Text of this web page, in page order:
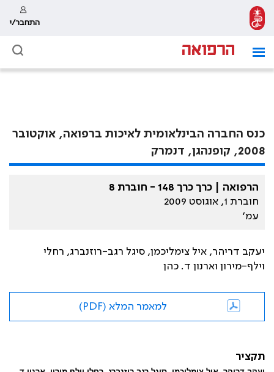
התחבר/י
כנס החברה הבינלאומית לאיכות ברפואה, אוקטובר
2008, קופנהגן, דנמרק
הרפואה | כרך כרך 148 - חוברת 8
חוברת 1, אוגוסט 2009
עמ׳
יעקב דריהר, איל צימליכמן, סיגל רגב-רוזנברג, רחלי
וילף-מירון וארנון ד. כהן
למאמר המלא (PDF)
תקציר